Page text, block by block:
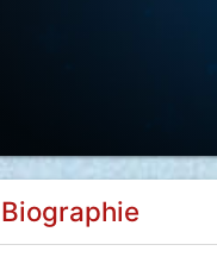
Biographie